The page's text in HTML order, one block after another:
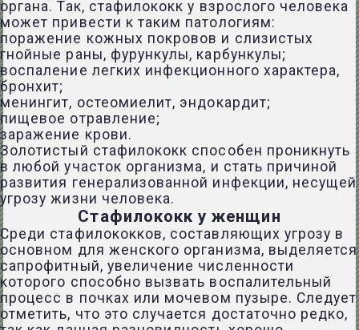
органа. Так, стафилококк у взрослого человека
может привести к таким патологиям:
поражение кожных покровов и слизистых
гнойные раны, фурункулы, карбункулы;
воспаление легких инфекционного характера,
бронхит;
менингит, остеомиелит, эндокардит;
пищевое отравление;
заражение крови.
Золотистый стафилококк способен проникнуть
в любой участок организма, и стать причиной
развития генерализованной инфекции, несущей
угрозу жизни человека.
Стафилококк у женщин
Среди стафилококков, составляющих угрозу в
основном для женского организма, выделяется
сапрофитный, увеличение численности
которого способно вызвать воспалительный
процесс в почках или мочевом пузыре. Следует
отметить, что это случается достаточно редко,